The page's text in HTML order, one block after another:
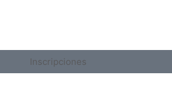
Inscripciones